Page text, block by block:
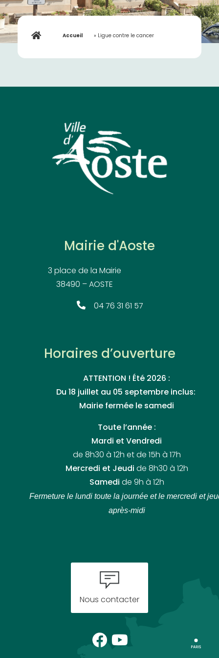
Accueil » Ligue contre le cancer
Mairie d'Aoste
3 place de la Mairie
38490 – AOSTE
04 76 31 61 57
Horaires d’ouverture
ATTENTION ! Été 2026 :
Du 18 juillet au 05 septembre inclus:
Mairie fermée le samedi
Toute l’année :
Mardi et Vendredi
de 8h30 à 12h et de 15h à 17h
Mercredi et Jeudi de 8h30 à 12h
Samedi de 9h à 12h
Fermeture le lundi toute la journée et le mercredi et
après-midi
Nous contacter